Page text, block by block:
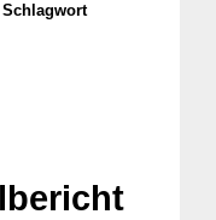
Schlagwort